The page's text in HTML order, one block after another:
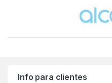
Info para clientes